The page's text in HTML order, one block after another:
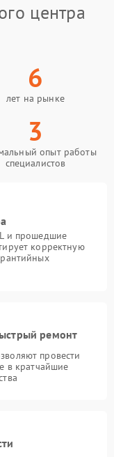
центра
6
лет на рынке
3
опыт работы
специалистов
и прошедшие
корректную
ремонт
провести
в кратчайшие